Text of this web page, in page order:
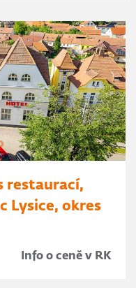
restaurací,
Lysice, okres
Info o ceně v RK